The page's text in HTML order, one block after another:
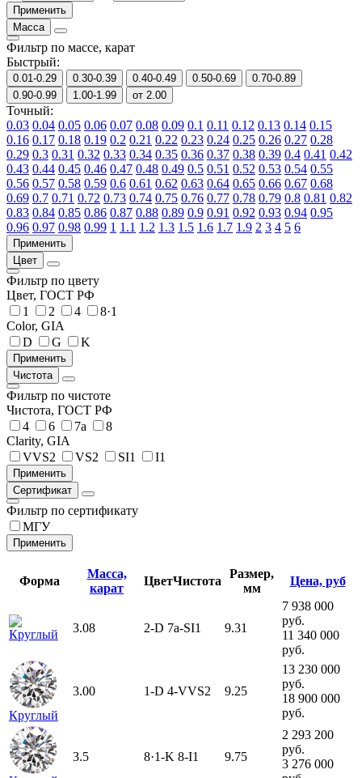
Масса
Фильтр по массе, карат
Быстрый:
0.01-0.29 0.30-0.39 0.40-0.49 0.50-0.69
0.70-0.89
0.90-0.99
1.00-1.99 от 2.00
Точный:
0.03 0.04 0.05 0.06 0.07 0.08 0.09 0.1 0.11 0.12 0.13 0.14 0.15
0.16 0.17 0.18 0.19 0.2 0.21 0.22 0.23 0.24 0.25 0.26 0.27 0.28
0.29 0.3 0.31 0.32 0.33 0.34 0.35 0.36 0.37 0.38 0.39 0.4 0.41 0.42
0.43 0.44 0.45 0.46 0.47 0.48 0.49 0.5 0.51 0.52 0.53 0.54 0.55
0.56 0.57 0.58 0.59 0.6 0.61 0.62 0.63 0.64 0.65 0.66 0.67 0.68
0.69 0.7 0.71 0.72 0.73 0.74 0.75 0.76 0.77 0.78 0.79 0.8 0.81 0.82
0.83 0.84 0.85 0.86 0.87 0.88 0.89 0.9 0.91 0.92 0.93 0.94 0.95
0.96 0.97 0.98 0.99 1 1.1 1.2 1.3 1.5 1.6 1.7 1.9 2 3 4 5 6
Цвет
Фильтр по цвету
Цвет, ГОСТ РФ
1
2 4
8·1
Color, GIA
D
G K
Чистота
Фильтр по чистоте
Чистота, ГОСТ РФ
4
6 7а
8
Clarity, GIA
VVS2
VS2 SI1 I1
Сертификат
Фильтр по сертификату
МГУ
Форма
Масса,
карат
ЦветЧистота
Размер,
мм
Цена, руб
Круглый 3.08 2-D 7а-SI1 9.31
7 938 000
руб.
11 340 000
руб.
Круглый
3.00 1-D 4-VVS2 9.25
13 230 000
руб.
18 900 000
руб.
3.5 8·1-K 8-I1 9.75
2 293 200
руб.
3 276 000